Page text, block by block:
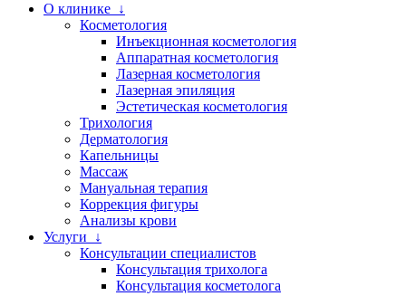
О клинике ↓
Косметология
Инъекционная косметология
Аппаратная косметология
Лазерная косметология
Лазерная эпиляция
Эстетическая косметология
Трихология
Дерматология
Капельницы
Массаж
Мануальная терапия
Коррекция фигуры
Анализы крови
Услуги ↓
Консультации специалистов
Консультация трихолога
Консультация косметолога